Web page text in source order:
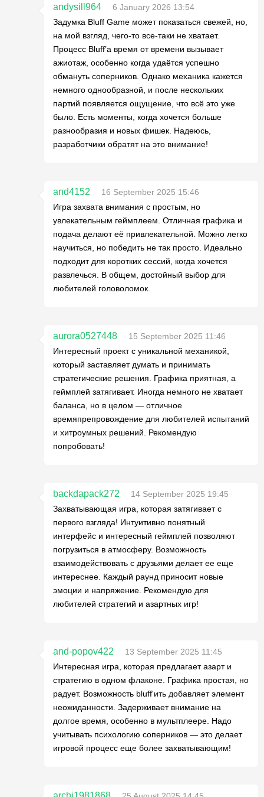
andysill964
6 January 2026 13:54
Задумка Bluff Game может показаться свежей, но,
на мой взгляд, чего-то все-таки не хватает.
Процесс Bluff’а время от времени вызывает
ажиотаж, особенно когда удаётся успешно
обмануть соперников. Однако механика кажется
немного однообразной, и после нескольких
партий появляется ощущение, что всё это уже
было. Есть моменты, когда хочется больше
разнообразия и новых фишек. Надеюсь,
разработчики обратят на это внимание!
and4152
16 September 2025 15:46
Игра захвата внимания с простым, но
увлекательным геймплеем. Отличная графика и
подача делают её привлекательной. Можно легко
научиться, но победить не так просто. Идеально
подходит для коротких сессий, когда хочется
развлечься. В общем, достойный выбор для
любителей головоломок.
aurora0527448
15 September 2025 11:46
Интересный проект с уникальной механикой,
который заставляет думать и принимать
стратегические решения. Графика приятная, а
геймплей затягивает. Иногда немного не хватает
баланса, но в целом — отличное
времяпрепровождение для любителей испытаний
и хитроумных решений. Рекомендую
попробовать!
backdapack272
14 September 2025 19:45
Захватывающая игра, которая затягивает с
первого взгляда! Интуитивно понятный
интерфейс и интересный геймплей позволяют
погрузиться в атмосферу. Возможность
взаимодействовать с друзьями делает ее еще
интереснее. Каждый раунд приносит новые
эмоции и напряжение. Рекомендую для
любителей стратегий и азартных игр!
and-popov422
13 September 2025 11:45
Интересная игра, которая предлагает азарт и
стратегию в одном флаконе. Графика простая, но
радует. Возможность bluff'ить добавляет элемент
неожиданности. Задерживает внимание на
долгое время, особенно в мультплеере. Надо
учитывать психологию соперников — это делает
игровой процесс еще более захватывающим!